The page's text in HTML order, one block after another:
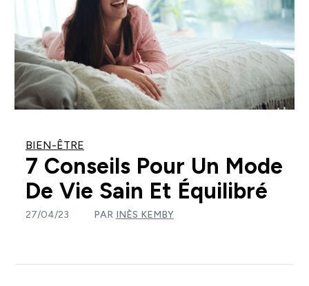
BIEN-ÊTRE
7 Conseils Pour Un Mode
De Vie Sain Et Équilibré
27/04/23 PAR INÈS KEMBY